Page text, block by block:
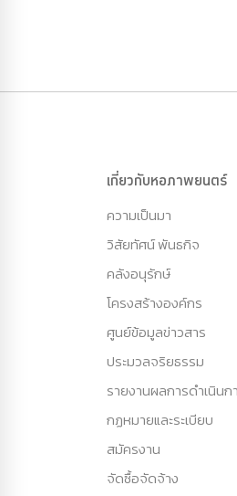
เกี่ยวกับหอภาพยนตร์
ความเป็นมา
วิสัยทัศน์ พันธกิจ
คลังอนุรักษ์
โครงสร้างองค์กร
ศูนย์ข้อมูลข่าวสาร
ประมวลจริยธรรม
รายงานผลการดำเนินก
กฏหมายและระเบียบ
สมัครงาน
จัดซื้อจัดจ้าง